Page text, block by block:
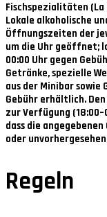
Fischspezialitäten
Lokale alkoholische
Öffnungszeiten der
um die Uhr geöffnet;
00:00 Uhr gegen
Getränke, spezielle
aus der Minibar sowie
Gebühr erhältlich.
zur Verfügung
dass die
oder
Regeln